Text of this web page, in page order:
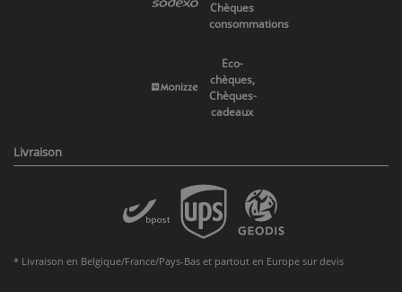
Chèques
consommations
Eco-
chèques,
Chèques-
cadeaux
Livraison
* Livraison en Belgique/France/Pays-Bas et partout en Europe sur devis